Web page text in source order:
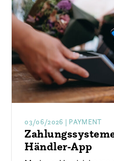
03/06/2026 | PAYMENT
Händler-App